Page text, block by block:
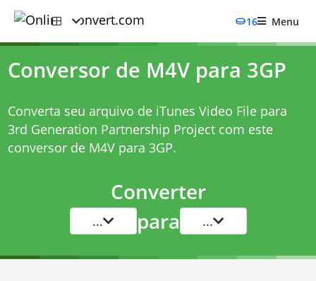
16 Menu
Conversor de M4V para 3GP
Converta seu arquivo de iTunes Video File para
3rd Generation Partnership Project com este
conversor de M4V para 3GP.
Converter
... para ...